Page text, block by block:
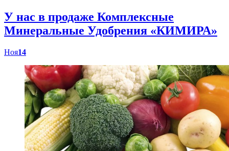
У нас в продаже Комплексные
Минеральные Удобрения «КИМИРА»
Ноя14